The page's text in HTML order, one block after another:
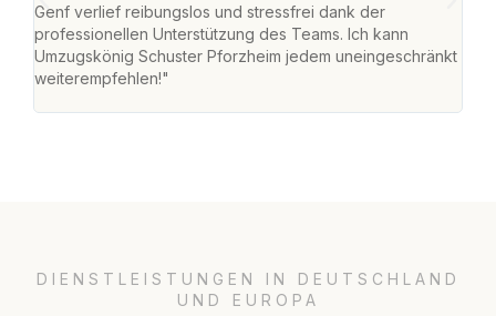
Genf verlief reibungslos und stressfrei dank der
professionellen Unterstützung des Teams. Ich kann
Umzugskönig Schuster Pforzheim jedem uneingeschränkt
weiterempfehlen!"
DIENSTLEISTUNGEN IN DEUTSCHLAND
UND EUROPA